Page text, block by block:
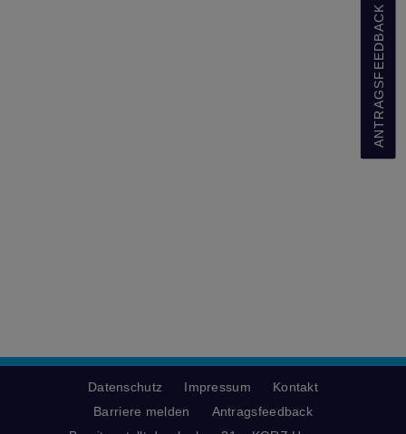
ANTRAGSFEEDBACK
Datenschutz Impressum
Kontakt
Barriere melden
Antragsfeedback